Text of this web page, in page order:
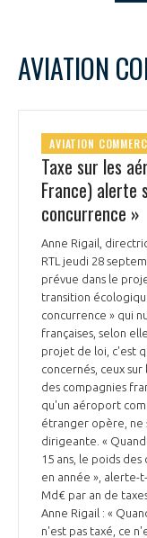
NOTRE VISION
NOS MISSIONS
NOTRE HISTOIRE
ORGANISATION
LE CONSEIL DU GIFAS
L’ÉQUIPE DU GIFAS
NOS RÉSEAUX À
FONCTIONNEMENT
GEADS
COMITÉ AERO PME
STARTAIR
COMMISSIONS ET
LES PROGRAMMES
UN ÉCOSYSTÈME
POURQUOI DEVENIR
LA MÉDIATION
LA MÉDIATION DANS
LE MÉDIATEUR DE LA
MÉDIATION ET
LE SALON DU
CHIFFRES CLÉS
L
4
11
AVIATION
AVIATION
Taxe sur les
France) alerte
concurrence »
Anne Rigail,
RTL jeudi 28
prévue dans le
transition
concurrence » qui
françaises, selon
projet de loi, c'est
concernés, ceux sur
des compagnies
qu'un aéroport
étranger opère, ne
dirigeante. «
15 ans, le poids
en année », alerte-
Md€ par an de
Anne Rigail : «
n'est pas taxé, ce
votre réseau au
Découvrez